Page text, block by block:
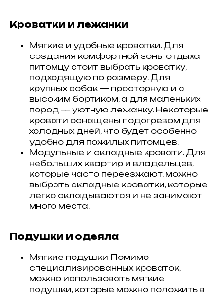
Кроватки и лежанки
Мягкие и удобные кроватки. Для
создания комфортной зоны отдыха
питомцу стоит выбрать кроватку,
подходящую по размеру. Для
крупных собак — просторную и с
высоким бортиком, а для маленьких
пород — уютную лежанку. Некоторые
кровати оснащены подогревом для
холодных дней, что будет особенно
удобно для пожилых питомцев.
Модульные и складные кровати. Для
небольших квартир и владельцев,
которые часто переезжают, можно
выбрать складные кроватки, которые
легко складываются и не занимают
много места.
Подушки и одеяла
Мягкие подушки. Помимо
специализированных кроваток,
можно использовать мягкие
подушки, которые можно положить в